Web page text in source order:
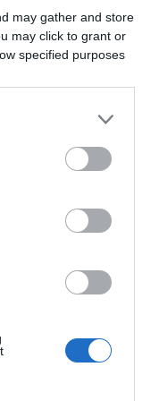
may gather and store
may click to grant or
specified purposes
és a
gerincét a 19–20.
legnépszerűbb
is.